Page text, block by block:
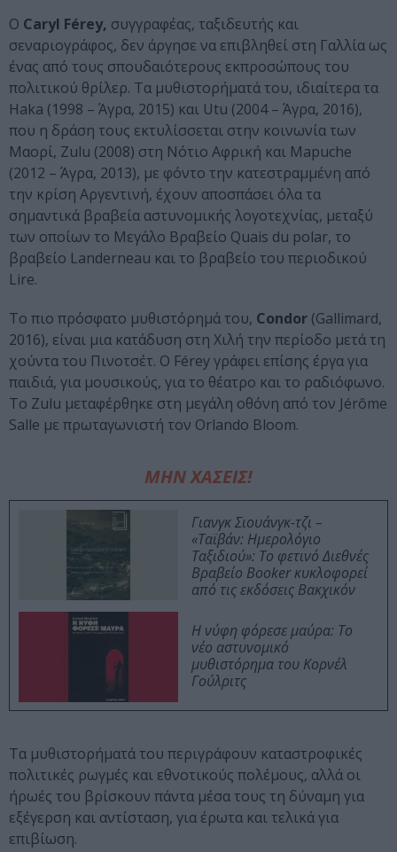
Ο Caryl Férey, συγγραφέας, ταξιδευτής και
σεναριογράφος, δεν άργησε να επιβληθεί στη Γαλλία ως
ένας από τους σπουδαιότερους εκπροσώπους του
πολιτικού θρίλερ. Τα μυθιστορήματά του, ιδιαίτερα τα
Haka (1998 – Άγρα, 2015) και Utu (2004 – Άγρα, 2016),
που η δράση τους εκτυλίσσεται στην κοινωνία των
Μαορί, Zulu (2008) στη Νότιο Αφρική και Mapuche
(2012 – Άγρα, 2013), με φόντο την κατεστραμμένη από
την κρίση Αργεντινή, έχουν αποσπάσει όλα τα
σημαντικά βραβεία αστυνομικής λογοτεχνίας, μεταξύ
των οποίων το Μεγάλο Βραβείο Quais du polar, το
βραβείο Landerneau και το βραβείο του περιοδικού
Lire.
Το πιο πρόσφατο μυθιστόρημά του, Condor (Gallimard,
2016), είναι μια κατάδυση στη Χιλή την περίοδο μετά τη
χούντα του Πινοτσέτ. Ο Férey γράφει επίσης έργα για
παιδιά, για μουσικούς, για το θέατρο και το ραδιόφωνο.
To Zulu μεταφέρθηκε στη μεγάλη οθόνη από τον Jérôme
Salle με πρωταγωνιστή τον Orlando Bloom.
ΜΗΝ ΧΑΣΕΙΣ!
Γιανγκ Σιουάνγκ-τζι –
«Ταϊβάν: Ημερολόγιο
Ταξιδιού»: Το φετινό Διεθνές
Βραβείο Booker κυκλοφορεί
από τις εκδόσεις Βακχικόν
Η νύφη φόρεσε μαύρα: Το
νέο αστυνομικό
μυθιστόρημα του Κορνέλ
Γούλριτς
Τα μυθιστορήματά του περιγράφουν καταστροφικές
πολιτικές ρωγμές και εθνοτικούς πολέμους, αλλά οι
ήρωές του βρίσκουν πάντα μέσα τους τη δύναμη για
εξέγερση και αντίσταση, για έρωτα και τελικά για
επιβίωση.